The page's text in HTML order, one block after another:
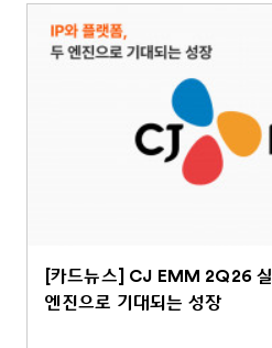
[카드뉴스] CJ EMM 2Q26
엔진으로 기대되는 성장